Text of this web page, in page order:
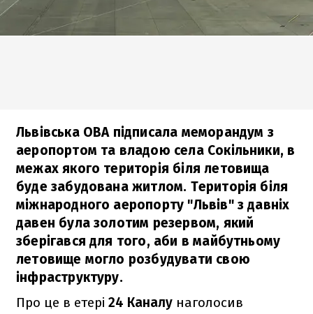
Львівська ОВА підписала меморандум з
аеропортом та владою села Сокільники, в
межах якого територія біля летовища
буде забудована житлом. Територія біля
міжнародного аеропорту "Львів" з давніх
давен була золотим резервом, який
зберігався для того, аби в майбутньому
летовище могло розбудувати свою
інфраструктуру.
Про це в етері 24 Каналу наголосив